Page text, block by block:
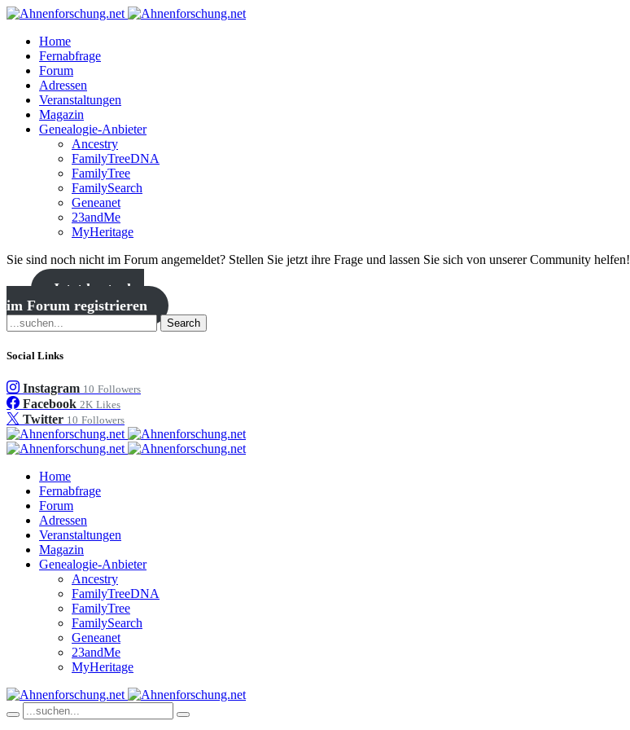
Home
Fernabfrage
Forum
Adressen
Veranstaltungen
Magazin
Genealogie-Anbieter
Ancestry
FamilyTreeDNA
FamilyTree
FamilySearch
Geneanet
23andMe
MyHeritage
Sie sind noch nicht im Forum angemeldet? Stellen Sie jetzt ihre Frage und lassen Sie sich von unserer Community helfen!
Jetzt kostenlos
im Forum registrieren
Search
Social Links
Instagram 10 Followers
Facebook 2K Likes
Twitter 10 Followers
Home
Fernabfrage
Forum
Adressen
Veranstaltungen
Magazin
Genealogie-Anbieter
Ancestry
FamilyTreeDNA
FamilyTree
FamilySearch
Geneanet
23andMe
MyHeritage